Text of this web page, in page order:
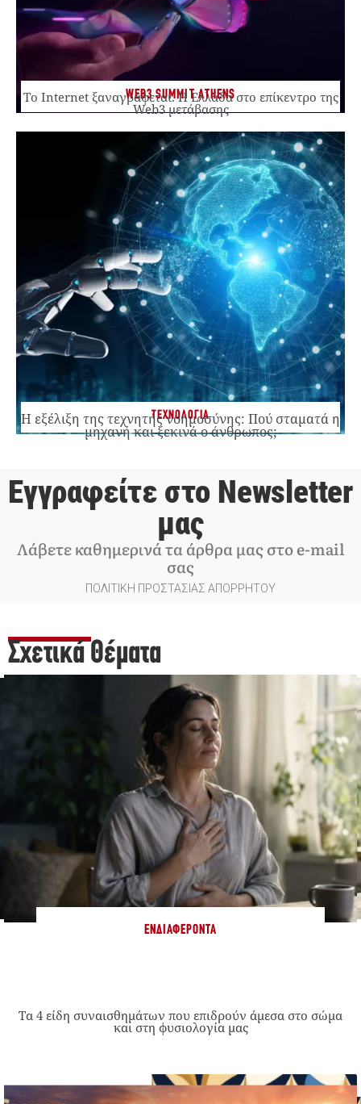
WEB3 SUMMIT ATHENS
Το Internet ξαναγράφεται. Η Ελλάδα στο επίκεντρο της
Web3 μετάβασης
ΤΕΧΝΟΛΟΓΙΑ
Η εξέλιξη της τεχνητής νοημοσύνης: Πού σταματά η
μηχανή και ξεκινά ο άνθρωπος;
Εγγραφείτε στο Newsletter
μας
Λάβετε καθημερινά τα άρθρα μας στο e-mail
σας
ΠΟΛΙΤΙΚΗ ΠΡΟΣΤΑΣΙΑΣ ΑΠΟΡΡΗΤΟΥ
Σχετικά Θέματα
ΕΝΔΙΑΦΈΡΟΝΤΑ
Τα 4 είδη συναισθημάτων που επιδρούν άμεσα στο σώμα
και στη φυσιολογία μας